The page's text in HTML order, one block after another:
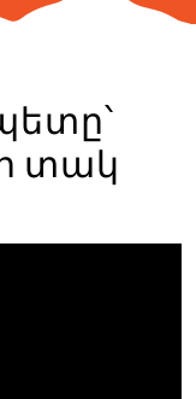
տակ